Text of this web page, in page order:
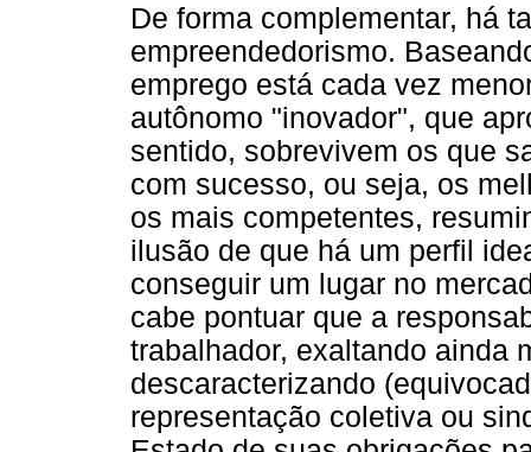
De forma complementar, há
empreendedorismo.
emprego está cada vez
autônomo "inovador", que
sentido, sobrevivem os que
com sucesso, ou seja, os
os mais competentes,
ilusão de que há um perfil
conseguir um lugar no
cabe pontuar que a
trabalhador, exaltando ainda
descaracterizando
representação coletiva ou